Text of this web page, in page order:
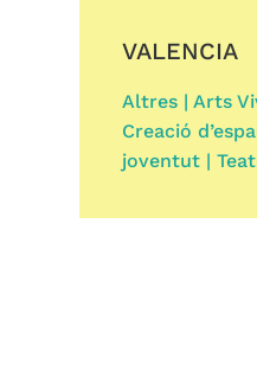
VALENCIA
Altres | Arts
Creació
joventut |